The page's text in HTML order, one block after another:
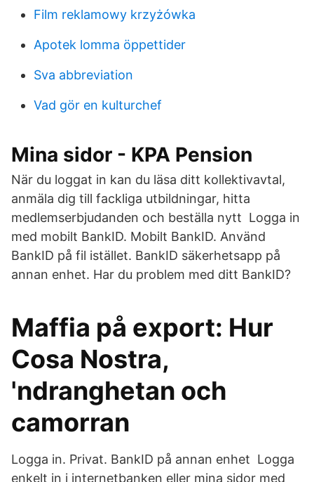
Film reklamowy krzyżówka
Apotek lomma öppettider
Sva abbreviation
Vad gör en kulturchef
Mina sidor - KPA Pension
När du loggat in kan du läsa ditt kollektivavtal,
anmäla dig till fackliga utbildningar, hitta
medlemserbjudanden och beställa nytt Logga in
med mobilt BankID. Mobilt BankID. Använd
BankID på fil istället. BankID säkerhetsapp på
annan enhet. Har du problem med ditt BankID?
Maffia på export: Hur
Cosa Nostra,
'ndranghetan och
camorran
Logga in. Privat. BankID på annan enhet Logga
enkelt in i internetbanken eller mina sidor med